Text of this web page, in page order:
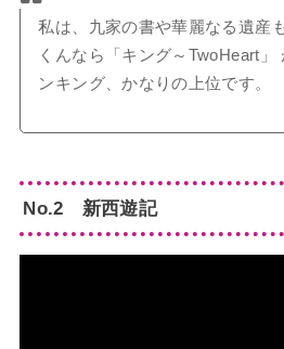
私は、九家の書や華麗なる遺産
くんなら「キング～TwoHeart」
ンキング、かなりの上位です。
No.2 新西遊記